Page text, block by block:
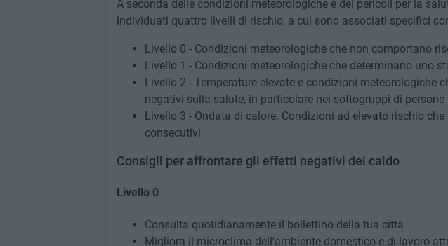
A seconda delle condizioni meteorologiche e dei pericoli per la
individuati quattro livelli di rischio, a cui sono associati specifici
Livello 0 - Condizioni meteorologiche che non comportano
Livello 1 - Condizioni meteorologiche che determinano uno
Livello 2 - Temperature elevate e condizioni meteorologiche
negativi sulla salute, in particolare nei sottogruppi di persone
Livello 3 - Ondata di calore. Condizioni ad elevato rischio
consecutivi
Consigli per affrontare gli effetti negativi del caldo
Livello 0
Consulta quotidianamente il bollettino della tua città
Migliora il microclima dell'ambiente domestico e di lavoro